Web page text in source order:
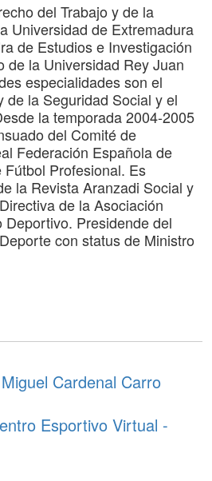
del Trabajo y de la
Universidad de Extremadura
de Estudios e Investigación
de la Universidad Rey Juan
especialidades son el
de la Seguridad Social y el
la temporada 2004-2005
del Comité de
Federación Española de
Profesional. Es
la Revista Aranzadi Social y
de la Asociación
Presidende del
con status de Ministro
Cardenal Carro
Esportivo Virtual -